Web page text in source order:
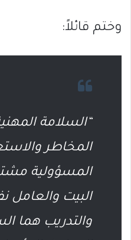
وختم قائلاً:
“السلامة
المخاطر
المسؤولية
البيت والعامل
والتدريب هما